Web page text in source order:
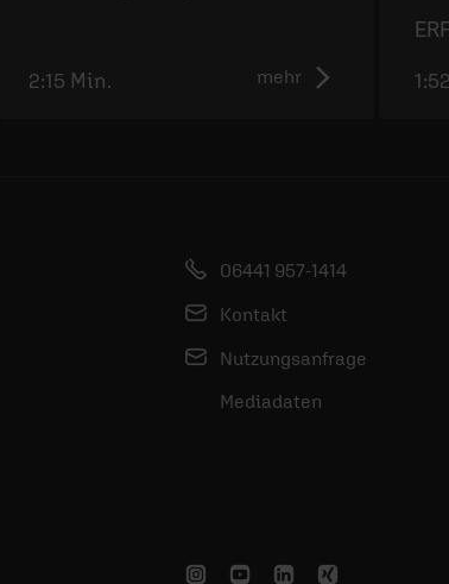
mehr
2:15 Min.
06441 957-1414
Kontakt
Nutzungsanfrage
Mediadaten